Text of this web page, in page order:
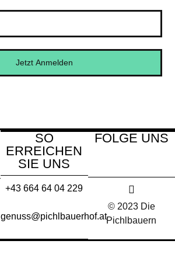
Jetzt Anmelden
SO
ERREICHEN
SIE UNS
+43 664 64 04 229
genuss@pichlbauerhof.at
FOLGE UNS
© 2023 Die
Pichlbauern